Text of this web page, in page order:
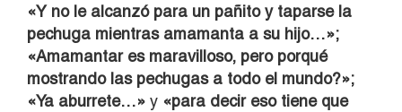
«Y no le alcanzó para un pañito y taparse la
pechuga mientras amamanta a su hijo…»;
«Amamantar es maravilloso, pero porqué
mostrando las pechugas a todo el mundo?»;
«Ya aburrete…» y «para decir eso tiene que